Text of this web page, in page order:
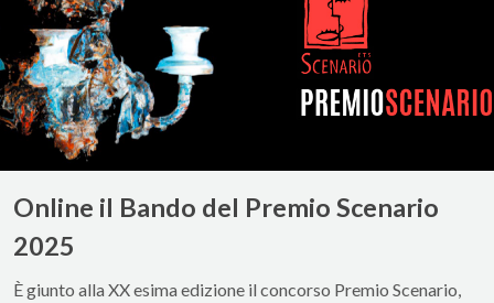
Online il Bando del Premio Scenario
2025
È giunto alla XX esima edizione il concorso Premio Scenario,